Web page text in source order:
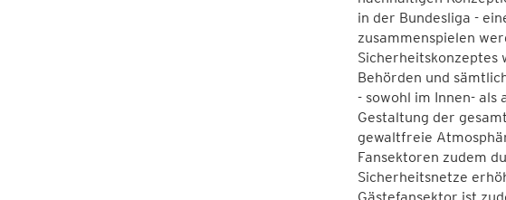
in der Bundesliga -
zusammenspielen
Sicherheitskonzeptes
Behörden und
- sowohl im Innen- als
Gestaltung der
gewaltfreie
Fansektoren zudem
Sicherheitsnetze